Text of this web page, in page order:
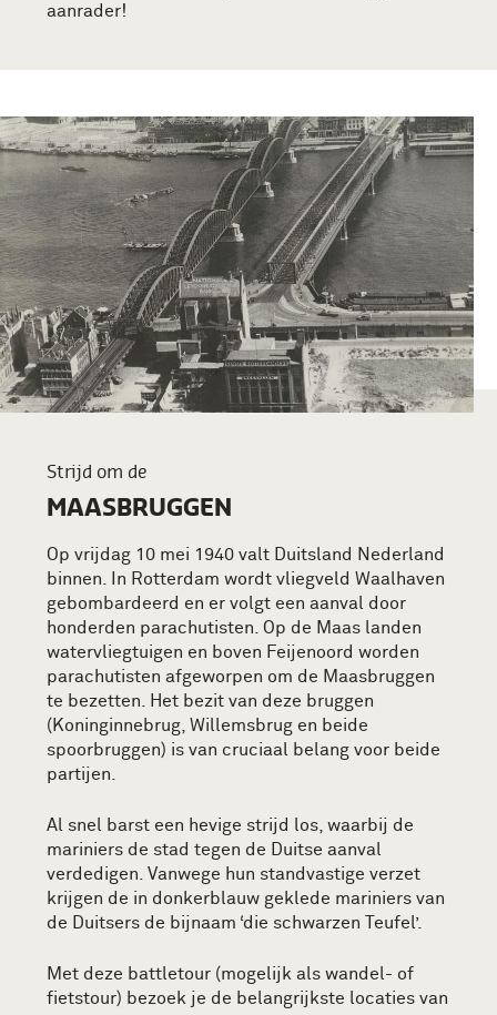
aanrader!
Strijd om de
MAASBRUGGEN
Op vrijdag 10 mei 1940 valt Duitsland Nederland
binnen. In Rotterdam wordt vliegveld Waalhaven
gebombardeerd en er volgt een aanval door
honderden parachutisten. Op de Maas landen
watervliegtuigen en boven Feijenoord worden
parachutisten afgeworpen om de Maasbruggen
te bezetten. Het bezit van deze bruggen
(Koninginnebrug, Willemsbrug en beide
spoorbruggen) is van cruciaal belang voor beide
partijen.
Al snel barst een hevige strijd los, waarbij de
mariniers de stad tegen de Duitse aanval
verdedigen. Vanwege hun standvastige verzet
krijgen de in donkerblauw geklede mariniers van
de Duitsers de bijnaam ‘die schwarzen Teufel’.
Met deze battletour (mogelijk als wandel- of
fietstour) bezoek je de belangrijkste locaties van